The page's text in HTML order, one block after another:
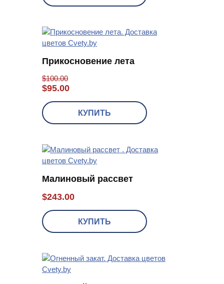
Прикосновение лета
$100.00
$95.00
КУПИТЬ
Малиновый рассвет
$243.00
КУПИТЬ